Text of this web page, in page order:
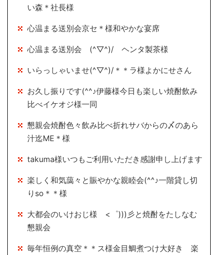
い森＊社長様
心温まる送別会京セ＊様和やかな宴席
心温まる送別会 (^▽^)/ ヘンタ製茶様
いらっしゃいませ(^▽^)/＊＊ラ様よかにせさん
お久し振りです(^^♪伊藤様今日も楽しい焼酎飲み
比べイケオジ様一同
懇親会焼酎色々飲み比べ折れサバからの〆のあら
汁迄ME＊様
takuma様いつもご利用いただき感謝申し上げます
楽しく和気藹々と賑やかな親睦会(^^♪一階貸し切
りso＊＊様
大都会のいけおじ様 <゜)))彡と焼酎をたしなむ
懇親会
毎年恒例の真空＊＊ス様金目鯛煮つけ大好き 楽